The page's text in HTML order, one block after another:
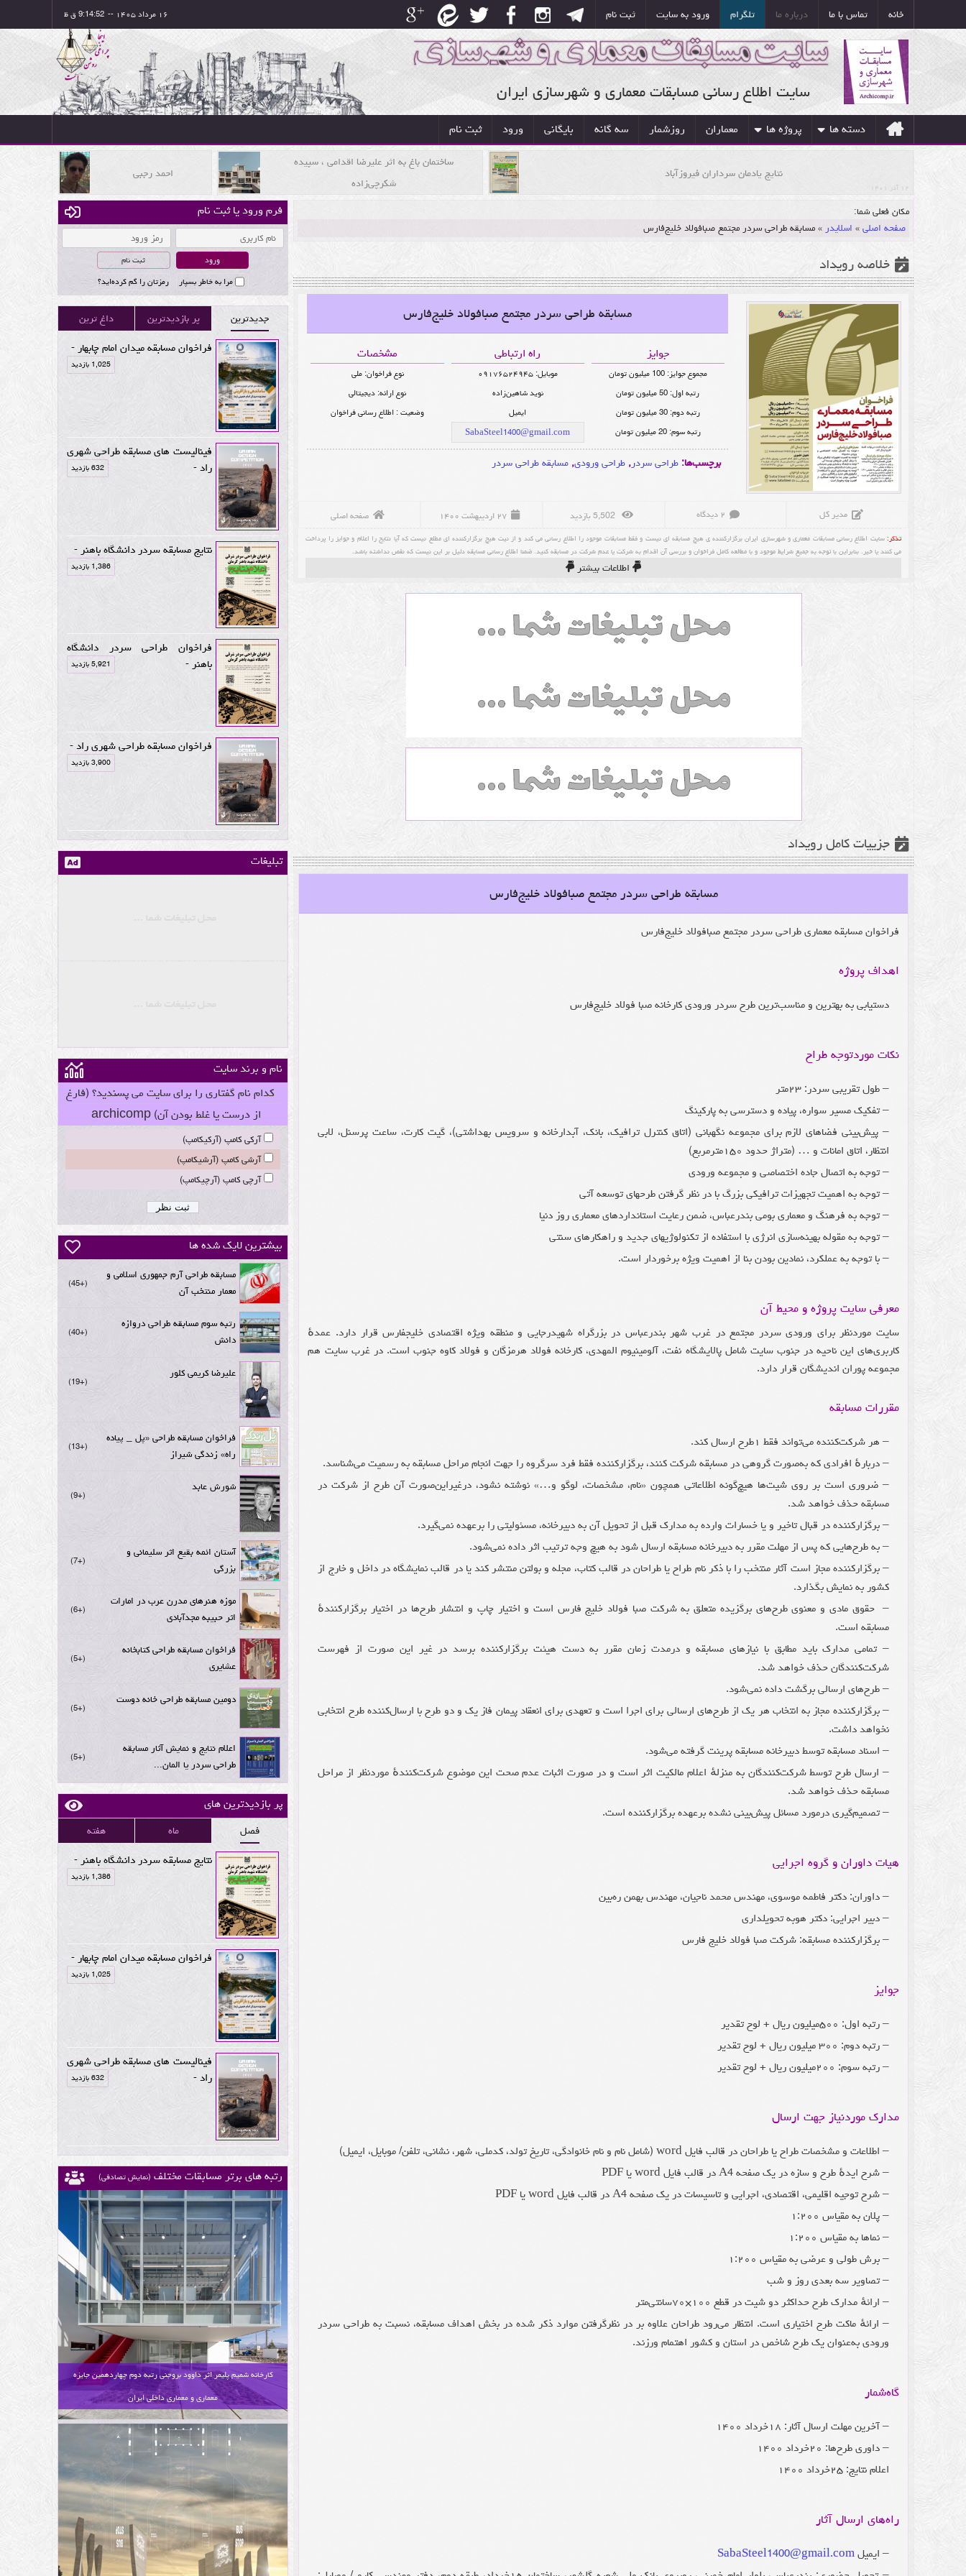
خانه تماس با ما درباره ما تلگرام ورود به سایت ثبت نام ۱۶ مرداد ۱۴۰۵ --
سایت اطلاع رسانی مسابقات معماری و شهرسازی ایران
دسته ها پروژه ها معماران روزشمار سه گانه بایگانی ورود ثبت نام
نتایج یادمان سرداران فیروزآباد
۱۲ آذر ۱۴۰۱
ساختمان باغ به اثر علیرضا اقدامی ، سپیده
شکرچی‌زاده
احمد رجبی
مکان فعلی شما:
صفحه اصلی» اسلایدر»مسابقه طراحی سردر مجتمع صبافولاد خلیج‌فارس
خلاصه رویداد
مسابقه طراحی سردر مجتمع صبافولاد خلیج‌فارس
جوایز
مجموع جوایز: 100 میلیون تومان
رتبه اول: 50 میلیون تومان
رتبه دوم: 30 میلیون تومان
رتبه سوم: 20 میلیون تومان
راه ارتباطی
موبایل: ۰۹۱۷۶۵۲۴۹۴۵
نوید شاهین‌زاده
ایمیل
SabaSteel1400@gmail.com
مشخصات
نوع فراخوان: ملی
نوع ارائه: دیجیتالی
وضعیت : اطلاع رسانی فراخوان
برچسب‌ها:طراحی سردر,طراحی ورودی,مسابقه طراحی سردر
مدیر کل ۲ دیدگاه ۲۷ اردیبهشت ۱۴۰۰ صفحه اصلی
تذکر:سایت اطلاع رسانی مسابقات معماری و شهرسازی ایران برگزارکننده ی هیچ مسابقه ای نیست و فقط مسابقات موجود را اطلاع رسانی می کند و از نیت هیچ برگزارکننده ای مطلع نیست که آیا نتایج را اعلام و جوایز را پرداخت
می کنند یا خیر. بنابراین با توجه به جمیع شرایط موجود و با مطالعه کامل فراخوان و بررسی آن اقدام به شرکت یا عدم شرکت در مسابقه کنید. ضمنا اطلاع رسانی مسابقه دلیل بر این نیست که نقص نداشته باشد.
اطلاعات بیشتر
جزییات کامل رویداد
مسابقه طراحی سردر مجتمع صبافولاد خلیج‌فارس
فراخوان مسابقه معماری طراحی سردر مجتمع صبافولاد خلیج‌فارس
اهداف پروژه
دستیابی به بهترین و مناسب‌ترین طرح سردر ورودی کارخانه صبا فولاد خلیج‌فارس
نکات موردتوجه طراح
– طول تقریبی سردر: ۲۳متر
– تفکیک مسیر سواره، پیاده و دسترسی به پارکینگ
– پیش‌بینی فضاهای لازم برای مجموعه نگهبانی (اتاق کنترل ترافیک، بانک، آبدارخانه و سرویس بهداشتی)، گیت کارت، ساعت پرسنل، لابی
انتظار، اتاق امانات و … (متراژ حدود ۱۵۰مترمربع)
– توجه به اتصال جاده اختصاصی و مجموعه ورودی
– توجه به اهمیت تجهیزات ترافیکی بزرگ با در نظر گرفتن طرحهای توسعه آتی
– توجه به فرهنگ و معماری بومی بندرعباس، ضمن رعایت استانداردهای معماری روز دنیا
– توجه به مقوله بهینه‌سازی انرژی با استفاده از تکنولوژیهای جدید و راهکارهای سنتی
– با توجه به عملکرد، نمادین بودن بنا از اهمیت ویژه برخوردار است.
معرفی سایت پروژه و محیط آن
سایت موردنظر برای ورودی سردر مجتمع در غرب شهر بندرعباس در بزرگراه شهیدرجایی و منطقه ویژه اقتصادی خلیجفارس قرار دارد. عمدهٔ
کاربری‌های این ناحیه در جنوب سایت شامل پالایشگاه نفت، آلومینیوم المهدی، کارخانه فولاد هرمزگان و فولاد کاوه جنوب است. در غرب سایت هم
مجموعه پوران اندیشگان قرار دارد.
مقررات مسابقه
– هر شرکت‌کننده می‌تواند فقط ۱طرح ارسال کند.
– دربارهٔ افرادی که به‌صورت گروهی در مسابقه شرکت کنند، برگزارکننده فقط فرد سرگروه را جهت انجام مراحل مسابقه به رسمیت می‌شناسد.
– ضروری است بر روی شیت‌ها هیچ‌گونه اطلاعاتی همچون «نام، مشخصات، لوگو و…» نوشته نشود، درغیراین‌صورت آن طرح از شرکت در
مسابقه حذف خواهد شد.
– برگزارکننده در قبال تاخیر و یا خسارات وارده به مدارک قبل از تحویل آن به دبیرخانه، مسئولیتی را برعهده نمی‌گیرد.
– به طرح‌هایی که پس از مهلت مقرر به دبیرخانه مسابقه ارسال شود به هیچ وجه ترتیب اثر داده نمی‌شود.
– برگزارکننده مجاز است آثار منتخب را با ذکر نام طراح یا طراحان در قالب کتاب، مجله و بولتن منتشر کند یا در قالب نمایشگاه در داخل و خارج از
کشور به نمایش بگذارد.
– حقوق مادی و معنوی طرح‌های برگزیده متعلق به شرکت صبا فولاد خلیج فارس است و اختیار چاپ و انتشار طرح‌ها در اختیار برگزارکنندهٔ
مسابقه است.
– تمامی مدارک باید مطابق با نیازهای مسابقه و درمدت زمان مقرر به دست هیئت برگزارکننده برسد در غیر این صورت از فهرست
شرکت‌کنندگان حذف خواهد شد.
– طرح‌های ارسالی برگشت داده نمی‌شود.
– برگزارکننده مجاز به انتخاب هر یک از طرح‌های ارسالی برای اجرا است و تعهدی برای انعقاد پیمان فاز یک و دو طرح با ارسال‌کننده طرح انتخابی
نخواهد داشت.
– اسناد مسابقه توسط دبیرخانه مسابقه پرینت گرفته می‌شود.
– ارسال طرح توسط شرکت‌کنندگان به منزلهٔ اعلام مالکیت اثر است و در صورت اثبات عدم صحت این موضوع شرکت‌کنندهٔ موردنظر از مراحل
مسابقه حذف خواهد شد.
– تصمیم‌گیری درمورد مسائل پیش‌بینی نشده برعهده برگزارکننده است.
هیات داوران و گروه اجرایی
– داوران: دکتر فاطمه موسوی، مهندس محمد ناجیان، مهندس بهمن ره‌بین
– دبیر اجرایی: دکتر هوبه تحویلداری
– برگزارکننده مسابقه: شرکت صبا فولاد خلیج فارس
جوایز
– رتبه اول: ۵۰۰میلیون ریال + لوح تقدیر
– رتبه دوم: ۳۰۰ میلیون ریال + لوح تقدیر
– رتبه سوم: ۲۰۰میلیون ریال + لوح تقدیر
مدارک موردنیاز جهت ارسال
– اطلاعات و مشخصات طراح یا طراحان در قالب فایل word (شامل نام و نام خانوادگی، تاریخ تولد، کدملی، شهر، نشانی، تلفن/ موبایل، ایمیل)
– شرح ایدهٔ طرح و سازه در یک صفحه A4 در قالب فایل word یا PDF
– شرح توجیه اقلیمی، اقتصادی، اجرایی و تاسیسات در یک صفحه A4 در قالب فایل word یا PDF
– پلان به مقیاس ۱:۲۰۰
– نماها به مقیاس ۱:۲۰۰
– برش طولی و عرضی به مقیاس ۱:۲۰۰
– تصاویر سه بعدی روز و شب
– ارائهٔ مدارک طرح حداکثر دو شیت در قطع ۱۰۰×۷۰سانتی‌متر
– ارائهٔ ماکت طرح اختیاری است. انتظار می‌رود طراحان علاوه بر در نظرگرفتن موارد ذکر شده در بخش اهداف مسابقه، نسبت به طراحی سردر
ورودی به‌عنوان یک طرح شاخص در استان و کشور اهتمام ورزند.
گاه‌شمار
– آخرین مهلت ارسال آثار: ۱۸خرداد ۱۴۰۰
– داوری طرح‌ها: ۲۰خرداد ۱۴۰۰
اعلام نتایج: ۲۵خرداد ۱۴۰۰
راه‌های ارسال آثار
– ایمیلSabaSteel1400@gmail.com
فرم ورود یا ثبت نام
ثبت نام
مرا به خاطر بسپار
رمزتان را گم کرده‌اید؟
جدیدترین پر بازدیدترین داغ ترین
فراخوان مسابقه میدان امام چابهار -
1,025 بازدید
فینالیست های مسابقه طراحی شهری
راد -
632 بازدید
نتایج مسابقه سردر دانشگاه باهنر -
1,386 بازدید
فراخوان طراحی سردر دانشگاه
باهنر -
5,921 بازدید
فراخوان مسابقه طراحی شهری راد -
3,900 بازدید
تبلیغات
نام و برند سایت
کدام نام گفتاری را برای سایت می پسندید؟ (فارغ
از درست یا غلط بودن آن) archicomp
آرکی کامپ (آرکیکامپ)
آرشی کامپ (آرشیکامپ)
آرچی کامپ (آرچیکامپ)
بیشترین لایک شده ها
مسابقه طراحی آرم جمهوری اسلامی و
معمار منتخب آن
+45
رتبه سوم مسابقه طراحی دروازه
دانش
+40
علیرضا کریمی کلور
+19
فراخوان مسابقه طراحی «پل _ پیاده
راه» زندگی شیراز
+13
شورش عابد
+9
آستان ائمه بقیع اثر سلیمانی و
بزرگی
+7
موزه هنرهای مدرن عرب در امارات
اثر حبیبه مجدآبادی
+6
فراخوان مسابقه طراحی کتابخانه
عشایری
+5
دومین مسابقه طراحی خانه دوست
+5
اعلام نتایج و نمایش آثار مسابقه
طراحی سردر یا المان...
+5
پر بازدیدترین های
فصل ماه هفته
نتایج مسابقه سردر دانشگاه باهنر -
1,386 بازدید
فراخوان مسابقه میدان امام چابهار -
1,025 بازدید
فینالیست های مسابقه طراحی شهری
راد -
632 بازدید
رتبه های برتر مسابقات مختلف (نمایش تصادفی)
کارخانه شمیم پلیمر اثر داوود بروجنی رتبه دوم چهاردهمین جایزه
معماری و معماری داخلی ایران